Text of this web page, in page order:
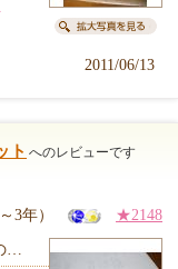
2011/06/13
ト へのレビューです
3年） ★2148
…